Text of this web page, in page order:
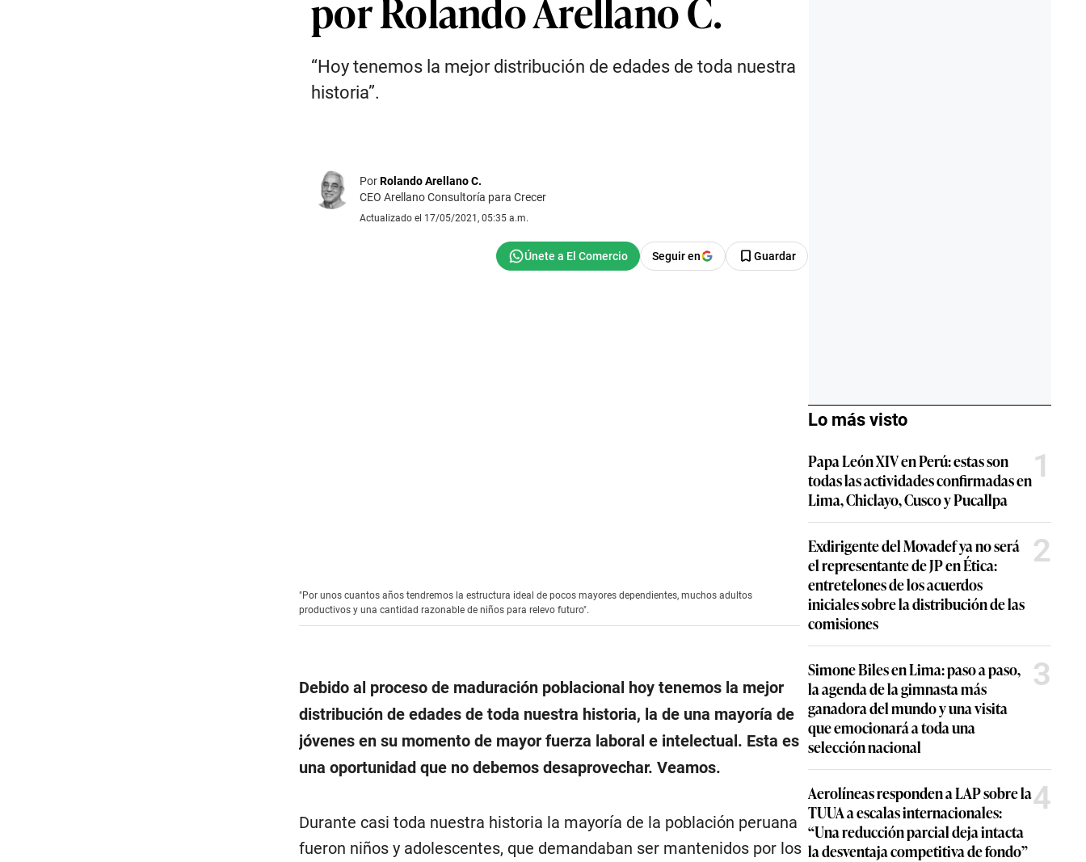
“Hoy tenemos la mejor distribución de edades de toda nuestra
historia”.
PorRolando Arellano C.
CEO Arellano Consultoría para Crecer
Actualizado el 17/05/2021, 05:35 a.m.
Seguir en Guardar
"Por unos cuantos años tendremos la estructura ideal de pocos mayores dependientes, muchos adultos
productivos y una cantidad razonable de niños para relevo futuro".
Debido al proceso de maduración poblacional hoy tenemos la mejor
distribución de edades de toda nuestra historia, la de una mayoría de
jóvenes en su momento de mayor fuerza laboral e intelectual. Esta es
una oportunidad que no debemos desaprovechar. Veamos.
Durante casi toda nuestra historia la mayoría de la población peruana
fueron niños y adolescentes, que demandaban ser mantenidos por los
Lo más visto
Papa León XIV en Perú: estas son
todas las actividades confirmadas en
Lima, Chiclayo, Cusco y Pucallpa
1
Exdirigente del Movadef ya no será
el representante de JP en Ética:
entretelones de los acuerdos
iniciales sobre la distribución de las
comisiones
2
Simone Biles en Lima: paso a paso,
la agenda de la gimnasta más
ganadora del mundo y una visita
que emocionará a toda una
selección nacional
3
Aerolíneas responden a LAP sobre la
TUUA a escalas internacionales:
“Una reducción parcial deja intacta
la desventaja competitiva de fondo”
4